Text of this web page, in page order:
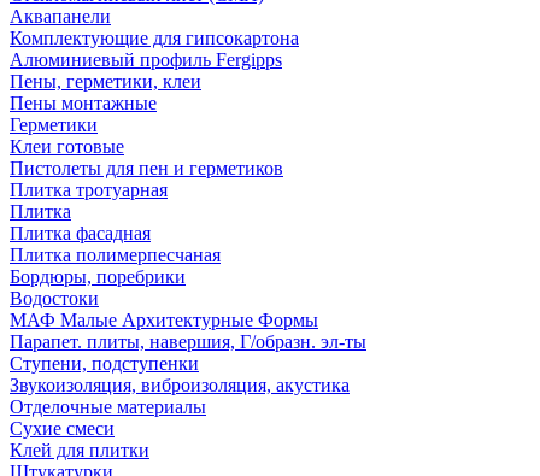
Аквапанели
Комплектующие для гипсокартона
Алюминиевый профиль Fergipps
Пены, герметики, клеи
Пены монтажные
Герметики
Клеи готовые
Пистолеты для пен и герметиков
Плитка тротуарная
Плитка
Плитка фасадная
Плитка полимерпесчаная
Бордюры, поребрики
Водостоки
МАФ Малые Архитектурные Формы
Парапет. плиты, навершия, Г/образн. эл-ты
Ступени, подступенки
Звукоизоляция, виброизоляция, акустика
Отделочные материалы
Сухие смеси
Клей для плитки
Штукатурки